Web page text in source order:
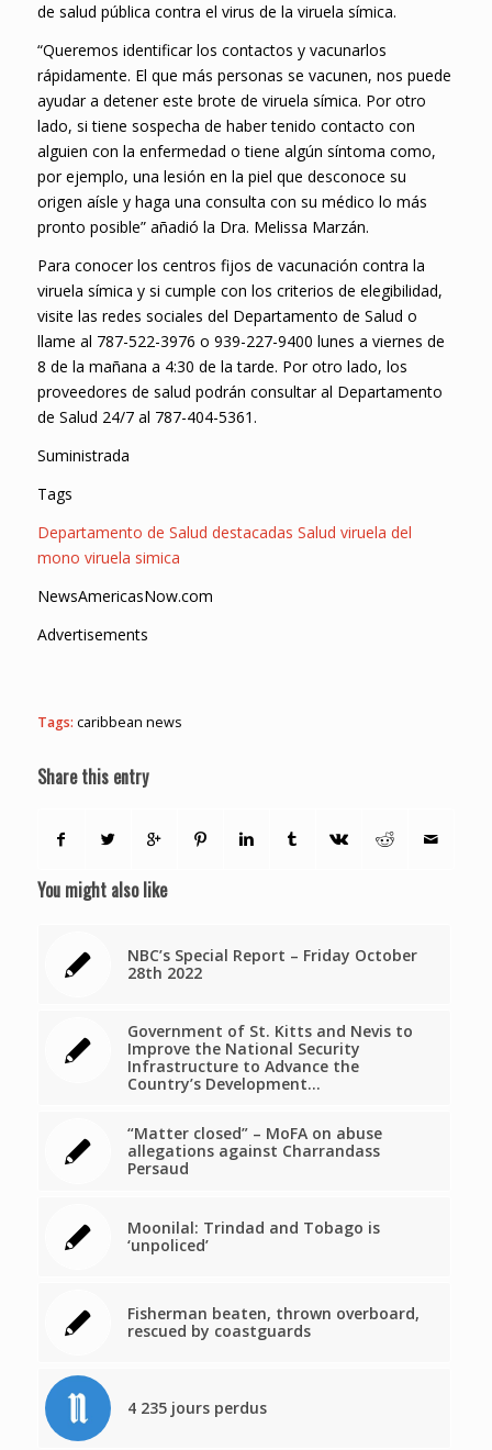
de salud pública contra el virus de la viruela símica.
“Queremos identificar los contactos y vacunarlos
rápidamente. El que más personas se vacunen, nos puede
ayudar a detener este brote de viruela símica. Por otro
lado, si tiene sospecha de haber tenido contacto con
alguien con la enfermedad o tiene algún síntoma como,
por ejemplo, una lesión en la piel que desconoce su
origen aísle y haga una consulta con su médico lo más
pronto posible” añadió la Dra. Melissa Marzán.
Para conocer los centros fijos de vacunación contra la
viruela símica y si cumple con los criterios de elegibilidad,
visite las redes sociales del Departamento de Salud o
llame al 787-522-3976 o 939-227-9400 lunes a viernes de
8 de la mañana a 4:30 de la tarde. Por otro lado, los
proveedores de salud podrán consultar al Departamento
de Salud 24/7 al 787-404-5361.
Suministrada
Tags
Departamento de Salud destacadas Salud viruela del
mono viruela simica
NewsAmericasNow.com
Advertisements
Tags: caribbean news
Share this entry
You might also like
NBC’s Special Report – Friday October
28th 2022
Government of St. Kitts and Nevis to
Improve the National Security
Infrastructure to Advance the
Country’s Development…
“Matter closed” – MoFA on abuse
allegations against Charrandass
Persaud
Moonilal: Trindad and Tobago is
‘unpoliced’
Fisherman beaten, thrown overboard,
rescued by coastguards
4 235 jours perdus